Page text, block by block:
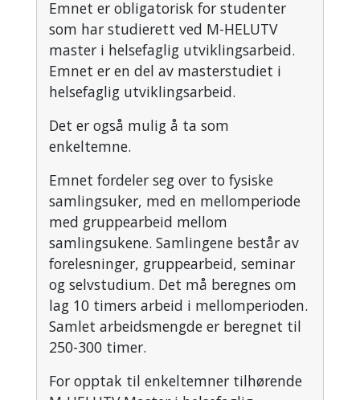
Emnet er obligatorisk for studenter
som har studierett ved M-HELUTV
master i helsefaglig utviklingsarbeid.
Emnet er en del av masterstudiet i
helsefaglig utviklingsarbeid.
Det er også mulig å ta som
enkeltemne.
Emnet fordeler seg over to fysiske
samlingsuker, med en mellomperiode
med gruppearbeid mellom
samlingsukene. Samlingene består av
forelesninger, gruppearbeid, seminar
og selvstudium. Det må beregnes om
lag 10 timers arbeid i mellomperioden.
Samlet arbeidsmengde er beregnet til
250-300 timer.
For opptak til enkeltemner tilhørende